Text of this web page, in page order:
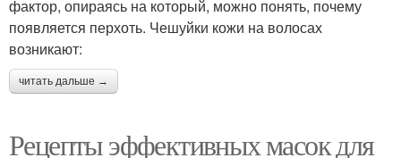
фактор, опираясь на который, можно понять, почему
появляется перхоть. Чешуйки кожи на волосах
возникают:
читать дальше →
Рецепты эффективных масок для